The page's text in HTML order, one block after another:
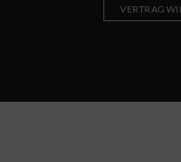
VERTRAG